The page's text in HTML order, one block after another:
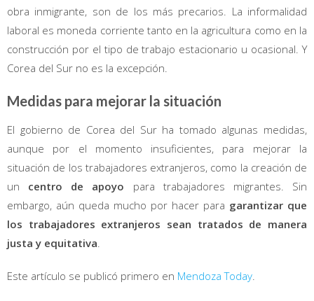
obra inmigrante, son de los más precarios. La informalidad
laboral es moneda corriente tanto en la agricultura como en la
construcción por el tipo de trabajo estacionario u ocasional. Y
Corea del Sur no es la excepción.
Medidas para mejorar la situación
El gobierno de Corea del Sur ha tomado algunas medidas,
aunque por el momento insuficientes, para mejorar la
situación de los trabajadores extranjeros, como la creación de
un centro de apoyo para trabajadores migrantes. Sin
embargo, aún queda mucho por hacer para garantizar que
los trabajadores extranjeros sean tratados de manera
justa y equitativa
Este artículo se publicó primero en Mendoza Today